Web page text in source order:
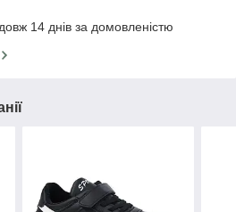
14 днів за домовленістю